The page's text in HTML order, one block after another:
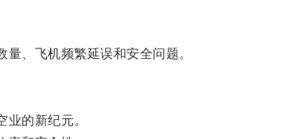
、飞机频繁延误和安全问题。
的新纪元。